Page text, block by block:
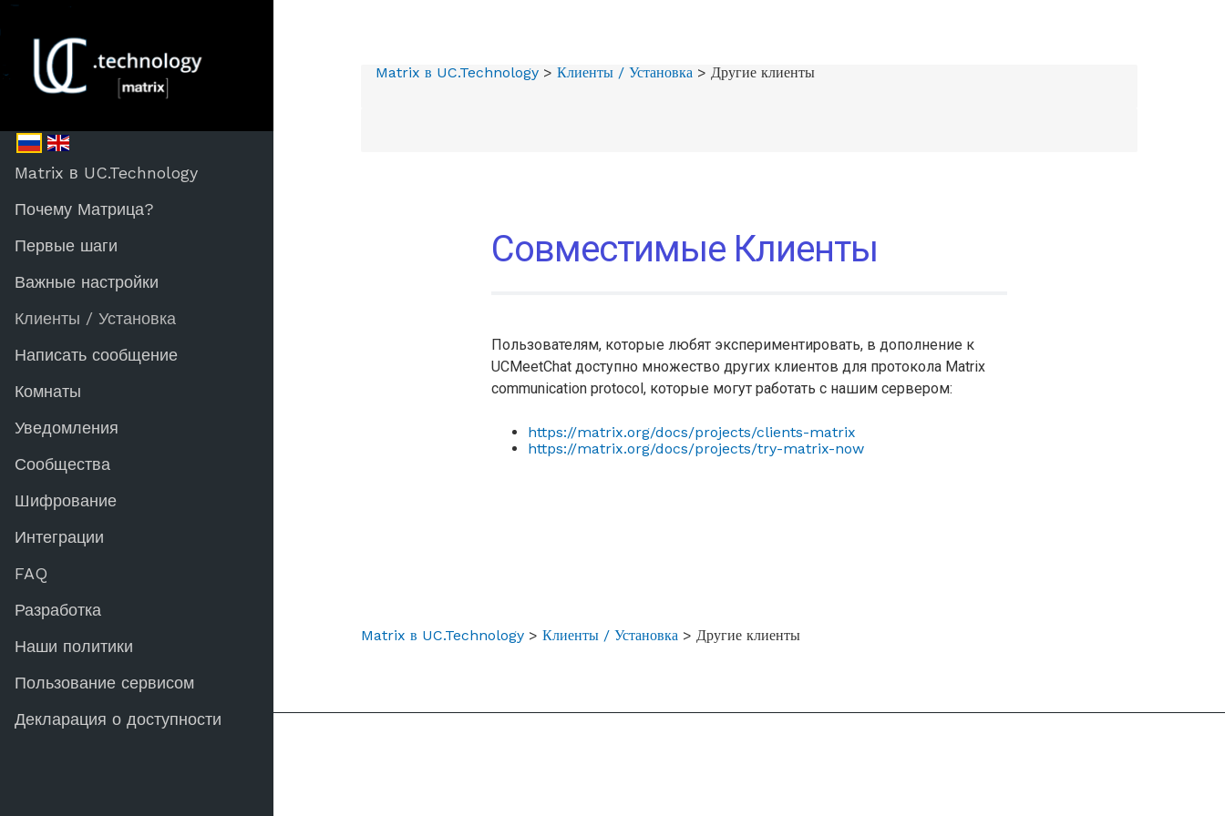
Matrix в UC.Technology
Почему Матрица?
Первые шаги
Важные настройки
Клиенты / Установка
Написать сообщение
Комнаты
Уведомления
Сообщества
Шифрование
Интеграции
FAQ
Разработка
Наши политики
Пользование сервисом
Декларация о доступности
Matrix в UC.Technology > Клиенты / Установка > Другие клиенты
Совместимые Клиенты
Пользователям, которые любят экспериментировать, в дополнение к
UCMeetChat доступно множество других клиентов для протокола Matrix
communication protocol, которые могут работать с нашим сервером:
https://matrix.org/docs/projects/clients-matrix
https://matrix.org/docs/projects/try-matrix-now
Matrix в UC.Technology > Клиенты / Установка > Другие клиенты